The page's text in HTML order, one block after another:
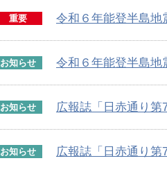
重要 令和６年能登半島地
お知らせ 令和６年能登半島
お知らせ 広報誌「日赤通り第
お知らせ 広報誌「日赤通り第